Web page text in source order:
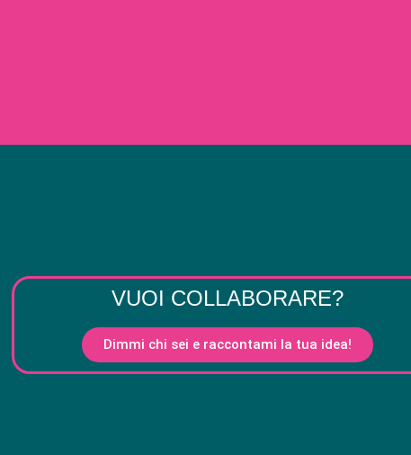
VUOI COLLABORARE?
Dimmi chi sei e raccontami la tua idea!